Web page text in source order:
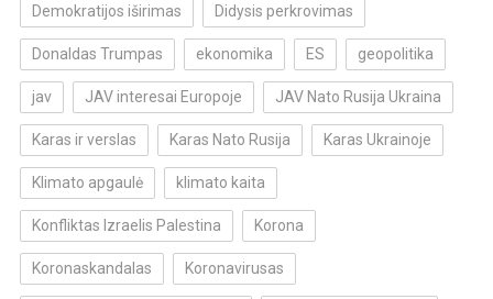
Demokratijos iširimas Didysis perkrovimas
Donaldas Trumpas ekonomika ES geopolitika
jav JAV interesai Europoje JAV Nato Rusija Ukraina
Karas ir verslas Karas Nato Rusija Karas Ukrainoje
Klimato apgaulė klimato kaita
Konfliktas Izraelis Palestina Korona
Koronaskandalas Koronavirusas